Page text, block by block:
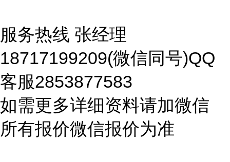
服务热线 张经理
18717199209(微信同号)QQ
客服2853877583
如需更多详细资料请加微信
所有报价微信报价为准